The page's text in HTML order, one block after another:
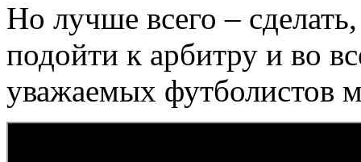
Но лучше всего –
подойти к арбитру и во
уважаемых футболистов